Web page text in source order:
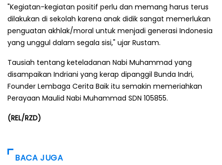
"Kegiatan-kegiatan positif perlu dan memang harus terus
dilakukan di sekolah karena anak didik sangat memerlukan
penguatan akhlak/moral untuk menjadi generasi Indonesia
yang unggul dalam segala sisi," ujar Rustam.
Tausiah tentang keteladanan Nabi Muhammad yang
disampaikan Indriani yang kerap dipanggil Bunda Indri,
Founder Lembaga Cerita Baik itu semakin memeriahkan
Perayaan Maulid Nabi Muhammad SDN 105855.
(REL/RZD)
BACA JUGA